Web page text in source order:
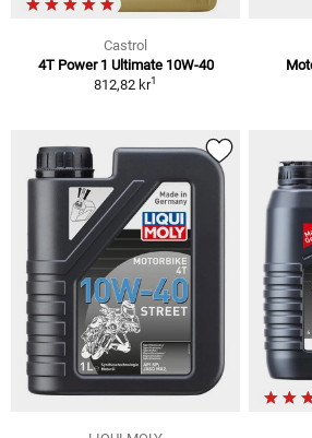
Castrol
4T Power 1 Ultimate 10W-40
812,82 kr1